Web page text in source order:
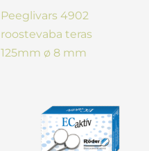
Peeglivars 4902
roostevaba teras
125mm ø 8 mm